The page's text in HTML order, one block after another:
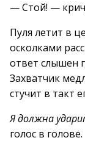
— Стой! —
Пуля летит в
осколками
ответ слышен
Захватчик
стучит в такт
Я должна
голос в голове.